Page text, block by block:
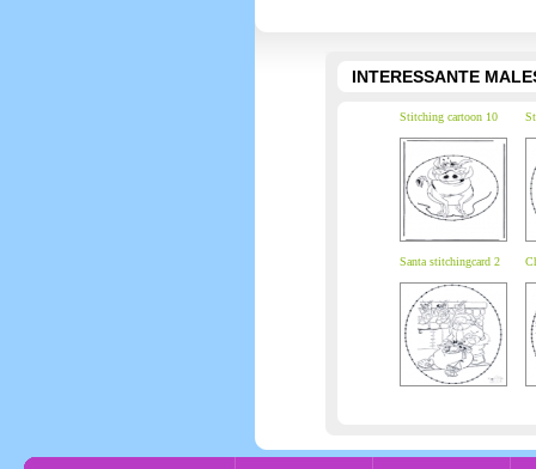
INTERESSANTE
Stitching cartoon 10
Santa stitchingcard 2